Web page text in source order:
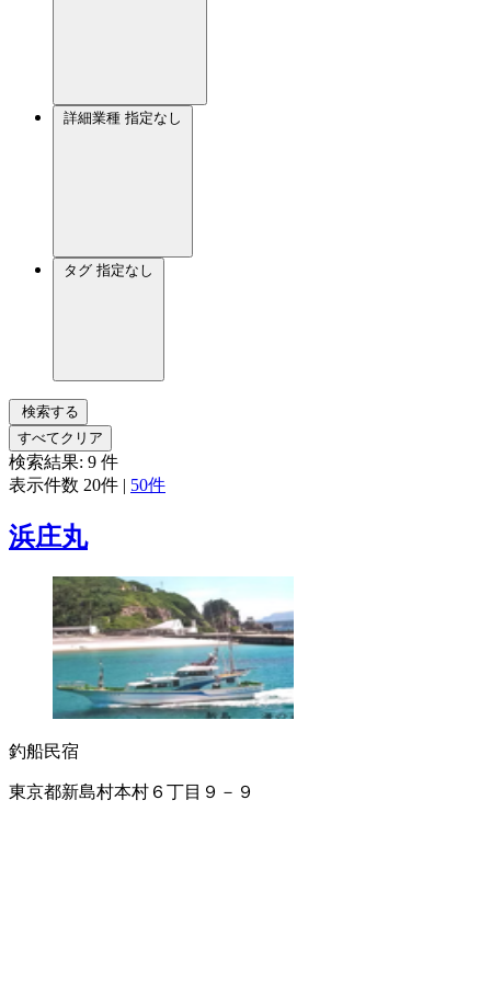
詳細業種 指定なし
タグ 指定なし
検索する
すべてクリア
検索結果: 9 件
表示件数 20件 | 50件
浜庄丸
釣船民宿
東京都新島村本村６丁目９－９